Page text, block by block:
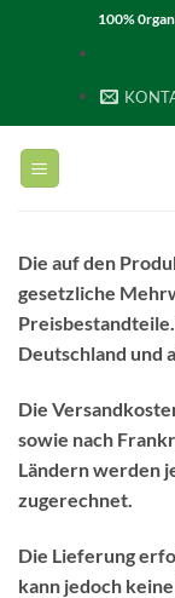
100%
Die auf den
gesetzliche
Deutschland und
Die
sowie nach
Ländern werden
zugerechnet.
Die Lieferung
kann jedoch